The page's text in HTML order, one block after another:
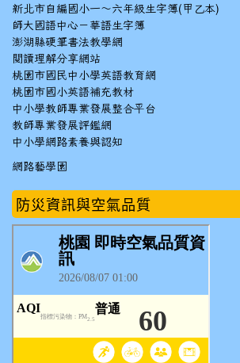
新北市自編國小一～六年級生字簿(甲乙本)
師大國語中心－華語生字簿
澎湖縣硬筆書法教學網
閱讀理解分享網站
桃園市國民中小學英語教育網
桃園市國小英語補充教材
中小學教師專業發展整合平台
教師專業發展評鑑網
中小學網路素養與認知
網路藝學園
防災資訊與空氣品質